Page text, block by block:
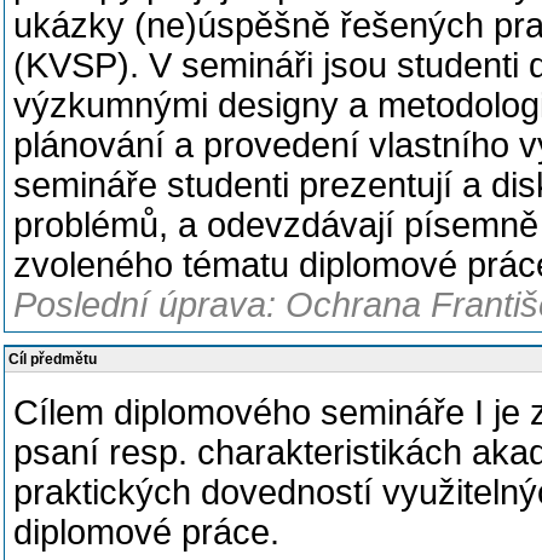
ukázky (ne)úspěšně řešených
(KVSP). V semináři jsou studenti
výzkumnými designy a
plánování a provedení vlastního
semináře studenti prezentují a
problémů, a odevzdávají
zvoleného tématu diplomové
Poslední úprava: Ochrana
Cíl předmětu
Cílem diplomového semináře I
psaní resp. charakteristikách
praktických dovedností
diplomové práce.